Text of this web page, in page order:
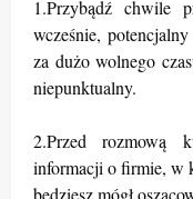
1.Przybądź chwile
wcześnie,
za dużo wolnego
niepunktualny.
2.Przed rozmową
informacji o firmie, w
będziesz mógł